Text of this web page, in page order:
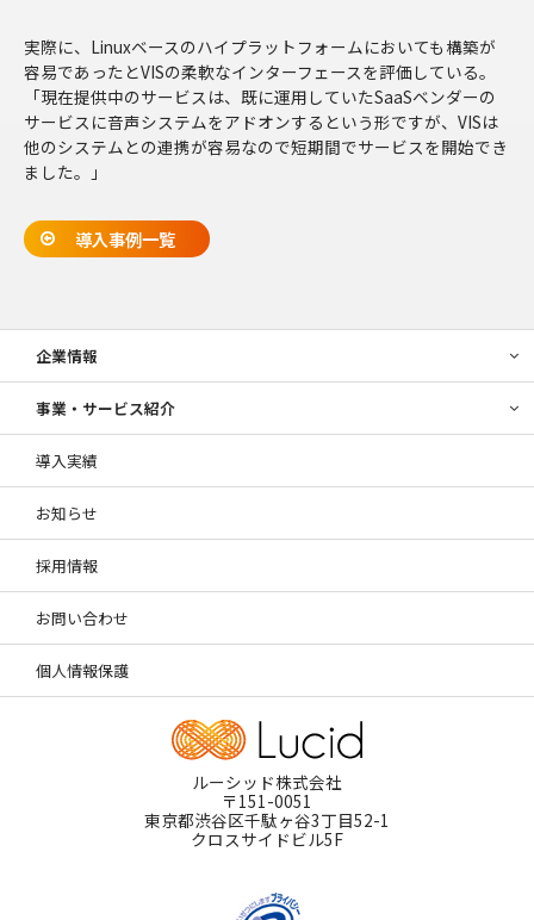
実際に、Linuxベースのハイプラットフォームにおいても構築が
容易であったとVISの柔軟なインターフェースを評価している。
「現在提供中のサービスは、既に運用していたSaaSベンダーの
サービスに音声システムをアドオンするという形ですが、VISは
他のシステムとの連携が容易なので短期間でサービスを開始でき
ました。」
導入事例一覧
企業情報
事業・サービス紹介
導入実績
お知らせ
採用情報
お問い合わせ
個人情報保護
ルーシッド株式会社
〒151-0051
東京都渋谷区千駄ヶ谷3丁目52-1
クロスサイドビル5F